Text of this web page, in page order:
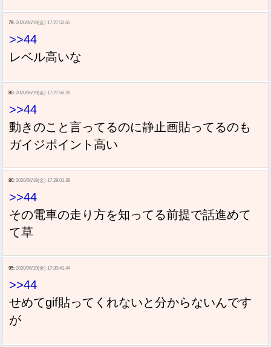
79: 2020/06/19(金) 17:27:52.65
>>44
レベル高いな
80: 2020/06/19(金) 17:27:56.28
>>44
動きのこと言ってるのに静止画貼ってるのも
ガイジポイント高い
86: 2020/06/19(金) 17:29:01.38
>>44
その電車の走り方を知ってる前提で話進めて
て草
95: 2020/06/19(金) 17:30:41.44
>>44
せめてgif貼ってくれないと分からないんです
が